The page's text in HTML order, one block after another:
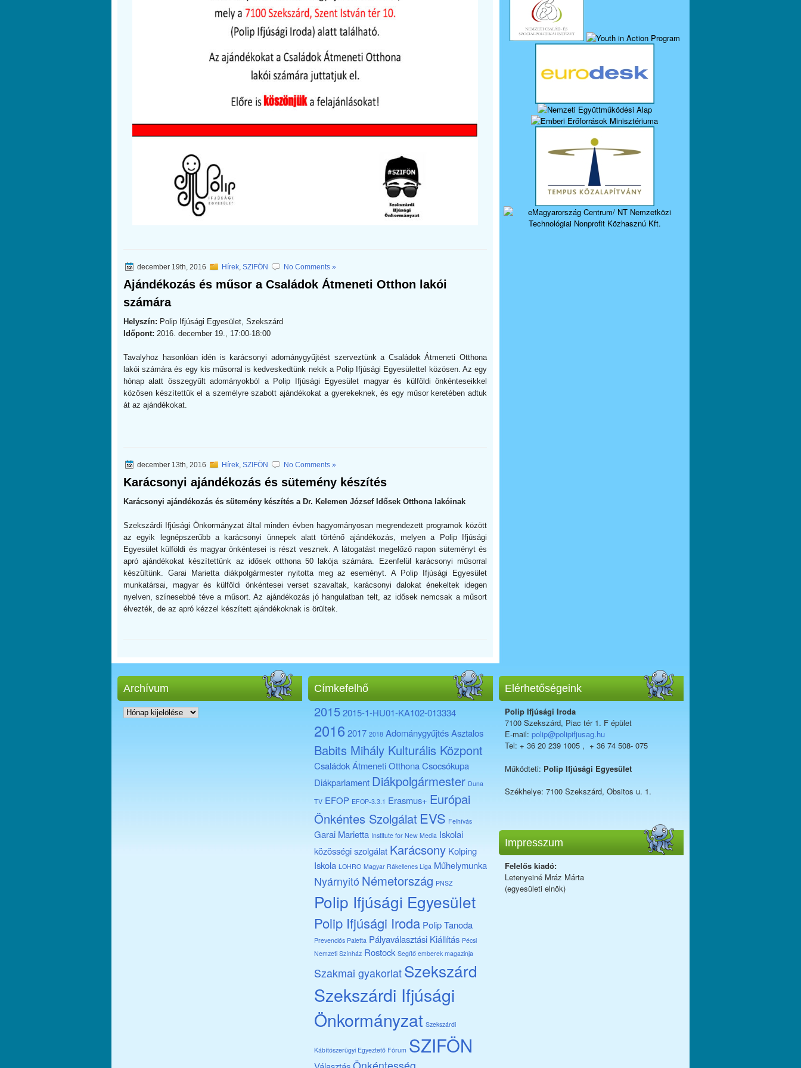
december 19th, 2016 Hírek, SZIFÖN No Comments »
Ajándékozás és műsor a Családok Átmeneti Otthon lakói
számára
Helyszín: Polip Ifjúsági Egyesület, Szekszárd
Időpont: 2016. december 19., 17:00-18:00
Tavalyhoz hasonlóan idén is karácsonyi adománygyűjtést szerveztünk a Családok Átmeneti Otthona
lakói számára és egy kis műsorral is kedveskedtünk nekik a Polip Ifjúsági Egyesülettel közösen. Az egy
hónap alatt összegyűlt adományokból a Polip Ifjúsági Egyesület magyar és külföldi önkénteseikkel
közösen készítettük el a személyre szabott ajándékokat a gyerekeknek, és egy műsor keretében adtuk
át az ajándékokat.
december 13th, 2016 Hírek, SZIFÖN No Comments »
Karácsonyi ajándékozás és sütemény készítés
Karácsonyi ajándékozás és sütemény készítés a Dr. Kelemen József Idősek Otthona lakóinak
Szekszárdi Ifjúsági Önkormányzat által minden évben hagyományosan megrendezett programok között
az egyik legnépszerűbb a karácsonyi ünnepek alatt történő ajándékozás, melyen a Polip Ifjúsági
Egyesület külföldi és magyar önkéntesei is részt vesznek. A látogatást megelőző napon süteményt és
apró ajándékokat készítettünk az idősek otthona 50 lakója számára. Ezenfelül karácsonyi műsorral
készültünk. Garai Marietta diákpolgármester nyitotta meg az eseményt. A Polip Ifjúsági Egyesület
munkatársai, magyar és külföldi önkéntesei verset szavaltak, karácsonyi dalokat énekeltek idegen
nyelven, színesebbé téve a műsort. Az ajándékozás jó hangulatban telt, az idősek nemcsak a műsort
élvezték, de az apró kézzel készített ajándékoknak is örültek.
Archívum
Archívum
Címkefelhő
20152015-1-HU01-KA102-013334
2016 2017 2018 AdománygyűjtésAsztalos
Babits Mihály Kulturális Központ
Családok Átmeneti OtthonaCsocsókupa
Diákparlament Diákpolgármester Duna
TV EFOP EFOP-3.3.1 Erasmus+ Európai
Önkéntes Szolgálat EVS Felhívás
Garai Marietta Institute for New Media Iskolai
közösségi szolgálat Karácsony Kolping
Iskola LOHRO Magyar Rákellenes Liga Műhelymunka
Nyárnyitó Németország PNSZ
Polip Ifjúsági Egyesület
Polip Ifjúsági Iroda Polip Tanoda
Prevenciós Paletta Pályaválasztási Kiállítás Pécsi
Nemzeti Színház Rostock Segítő emberek magazinja
Szakmai gyakorlat Szekszárd
Szekszárdi Ifjúsági
Önkormányzat Szekszárdi
Kábítószerügyi Egyeztető Fórum SZIFÖN
Elérhetőségeink
Polip Ifjúsági Iroda
7100 Szekszárd, Piac tér 1. F épület
E-mail: polip@polipifjusag.hu
Tel: + 36 20 239 1005 , + 36 74 508- 075
Működteti: Polip Ifjúsági Egyesület
Székhelye: 7100 Szekszárd, Obsitos u. 1.
Impresszum
Felelős kiadó:
Letenyeiné Mráz Márta
(egyesületi elnök)